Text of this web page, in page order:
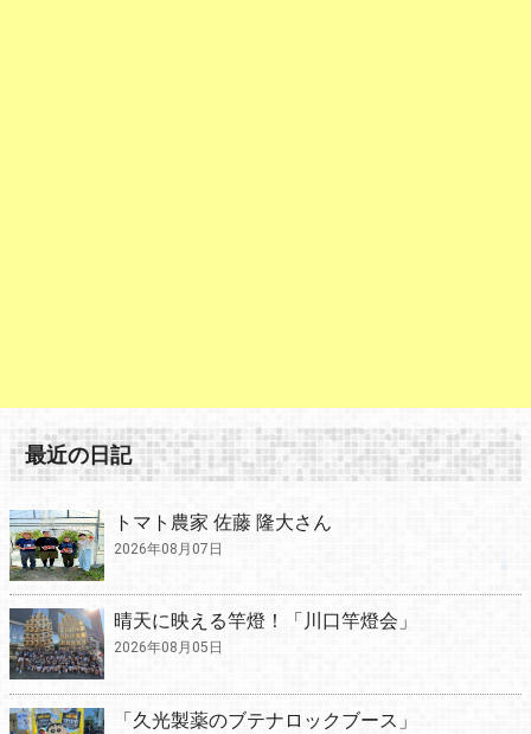
最近の日記
トマト農家 佐藤 隆大さん
2026年08月07日
晴天に映える竿燈！「川口竿燈会」
2026年08月05日
「久光製薬のブテナロックブース」